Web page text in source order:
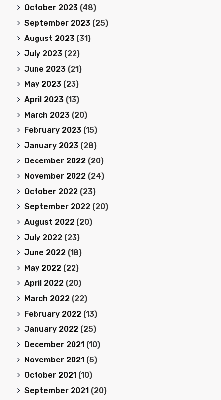
October 2023 (48)
September 2023 (25)
August 2023 (31)
July 2023 (22)
June 2023 (21)
May 2023 (23)
April 2023 (13)
March 2023 (20)
February 2023 (15)
January 2023 (28)
December 2022 (20)
November 2022 (24)
October 2022 (23)
September 2022 (20)
August 2022 (20)
July 2022 (23)
June 2022 (18)
May 2022 (22)
April 2022 (20)
March 2022 (22)
February 2022 (13)
January 2022 (25)
December 2021 (10)
November 2021 (5)
October 2021 (10)
September 2021 (20)